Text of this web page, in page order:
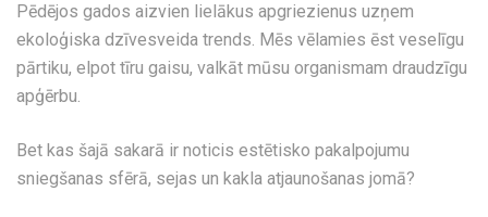
Pēdējos gados aizvien lielākus apgriezienus uzņem
ekoloģiska dzīvesveida trends. Mēs vēlamies ēst veselīgu
pārtiku, elpot tīru gaisu, valkāt mūsu organismam draudzīgu
apģērbu.
Bet kas šajā sakarā ir noticis estētisko pakalpojumu
sniegšanas sfērā, sejas un kakla atjaunošanas jomā?